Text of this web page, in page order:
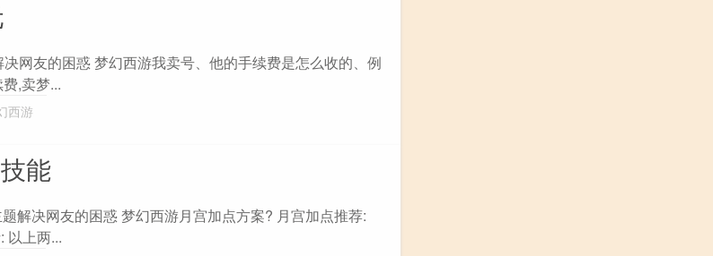
网友的困惑 梦幻西游我卖号、他的手续费是怎么收的、例
,卖梦...
西游
能
解决网友的困惑 梦幻西游月宫加点方案? 月宫加点推荐:
以上两...